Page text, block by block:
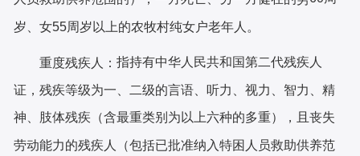
岁、女55周岁以上的农牧村纯女户老年人。
重度残疾人：指持有中华人民共和国第二代残疾人
证，残疾等级为一、二级的言语、听力、视力、智力、精
神、肢体残疾（含最重类别为以上六种的多重），且丧失
劳动能力的残疾人（包括已批准纳入特困人员救助供养范